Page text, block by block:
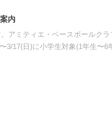
内
アミティエ・ベースボールクラ
3/17(日)に小学生対象(1年生〜